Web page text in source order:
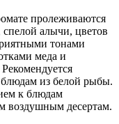
пролеживаются
алычи, цветов
тонами
меда и
из белой рыбы.
к блюдам
воздушным десертам.